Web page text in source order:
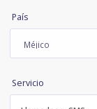
País
Servicio